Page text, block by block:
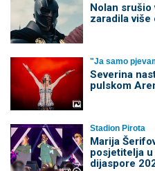
Nolan srušio
zaradila više
"Ja samo
Severina
pulskom
Stadion Pirota
Marija
posjetitelja u
dijaspore